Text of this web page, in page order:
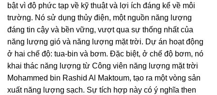
bật vì độ phức tạp về kỹ thuật và lợi ích đáng kể về môi
trường. Nó sử dụng thủy điện, một nguồn năng lượng
đáng tin cậy và bền vững, vượt qua sự thống nhất của
năng lượng gió và năng lượng mặt trời. Dự án hoạt động
ở hai chế độ: tua-bin và bơm. Đặc biệt, ở chế độ bơm, nó
khai thác năng lượng từ Công viên năng lượng mặt trời
Mohammed bin Rashid Al Maktoum, tạo ra một vòng sản
xuất năng lượng sạch. Sự tích hợp này có ý nghĩa then